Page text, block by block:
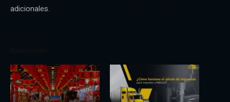
adicionales.